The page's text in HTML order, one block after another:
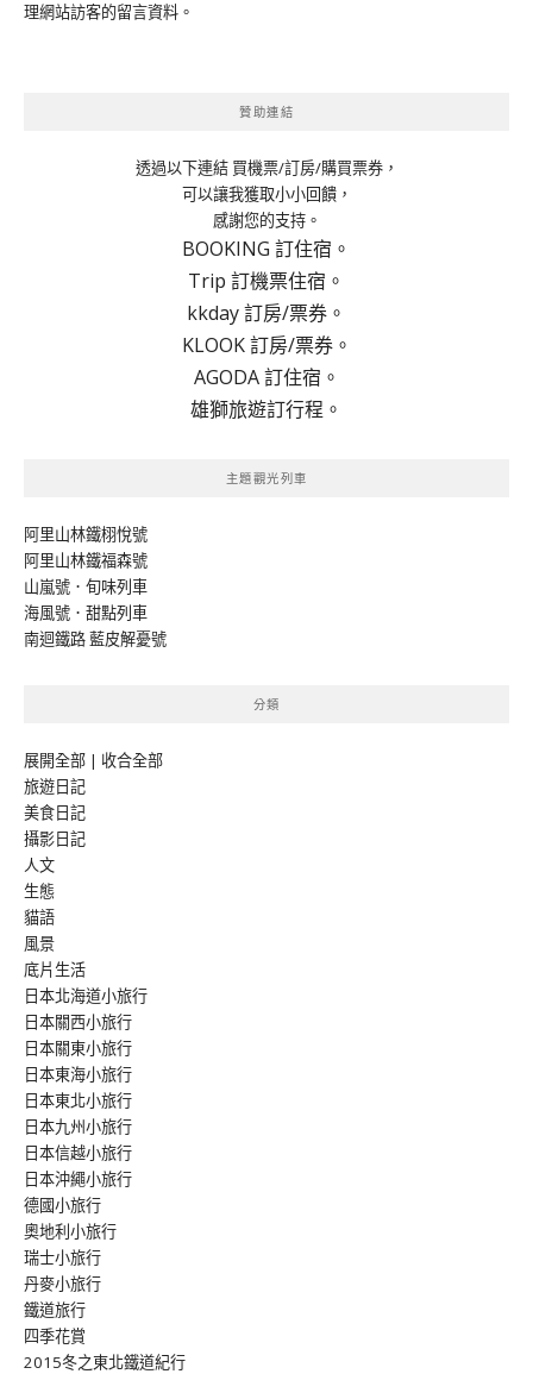
理網站訪客的留言資料 。
贊助連結
透過以下連結 買機票/訂房/購買票券，
可以讓我獲取小小回饋，
感謝您的支持。
BOOKING 訂住宿。
Trip 訂機票住宿。
kkday 訂房/票券。
KLOOK 訂房/票券。
AGODA 訂住宿。
雄獅旅遊訂行程。
主題觀光列車
阿里山林鐵栩悅號
阿里山林鐵福森號
山嵐號．旬味列車
海風號．甜點列車
南迴鐵路 藍皮解憂號
分類
展開全部 | 收合全部
旅遊日記
美食日記
攝影日記
人文
生態
貓語
風景
底片生活
日本北海道小旅行
日本關西小旅行
日本關東小旅行
日本東海小旅行
日本東北小旅行
日本九州小旅行
日本信越小旅行
日本沖繩小旅行
德國小旅行
奧地利小旅行
瑞士小旅行
丹麥小旅行
鐵道旅行
四季花賞
2015冬之東北鐵道紀行